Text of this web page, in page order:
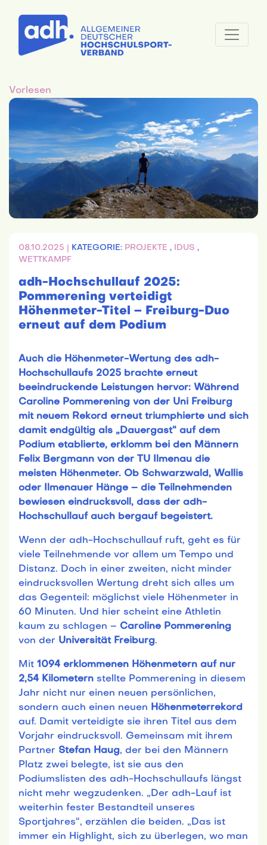
Vorlesen
08.10.2025 | KATEGORIE: PROJEKTE , IDUS ,
WETTKAMPF
adh-Hochschullauf 2025:
Pommerening verteidigt
Höhenmeter-Titel – Freiburg-Duo
erneut auf dem Podium
Auch die Höhenmeter-Wertung des adh-
Hochschullaufs 2025 brachte erneut
beeindruckende Leistungen hervor: Während
Caroline Pommerening von der Uni Freiburg
mit neuem Rekord erneut triumphierte und sich
damit endgültig als „Dauergast“ auf dem
Podium etablierte, erklomm bei den Männern
Felix Bergmann von der TU Ilmenau die
meisten Höhenmeter. Ob Schwarzwald, Wallis
oder Ilmenauer Hänge – die Teilnehmenden
bewiesen eindrucksvoll, dass der adh-
Hochschullauf auch bergauf begeistert.
Wenn der adh-Hochschullauf ruft, geht es für
viele Teilnehmende vor allem um Tempo und
Distanz. Doch in einer zweiten, nicht minder
eindrucksvollen Wertung dreht sich alles um
das Gegenteil: möglichst viele Höhenmeter in
60 Minuten. Und hier scheint eine Athletin
kaum zu schlagen – Caroline Pommerening
von der Universität Freiburg.
Mit 1094 erklommenen Höhenmetern auf nur
2,54 Kilometern stellte Pommerening in diesem
Jahr nicht nur einen neuen persönlichen,
sondern auch einen neuen Höhenmeterrekord
auf. Damit verteidigte sie ihren Titel aus dem
Vorjahr eindrucksvoll. Gemeinsam mit ihrem
Partner Stefan Haug, der bei den Männern
Platz zwei belegte, ist sie aus den
Podiumslisten des adh-Hochschullaufs längst
nicht mehr wegzudenken. „Der adh-Lauf ist
weiterhin fester Bestandteil unseres
Sportjahres“, erzählen die beiden. „Das ist
immer ein Highlight, sich zu überlegen, wo man